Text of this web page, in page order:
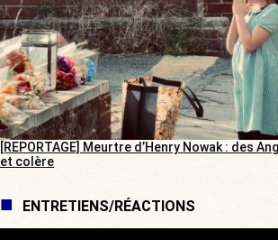
[REPORTAGE] Meurtre d’Henry Nowak : des
et colère
ENTRETIENS/RÉACTIONS